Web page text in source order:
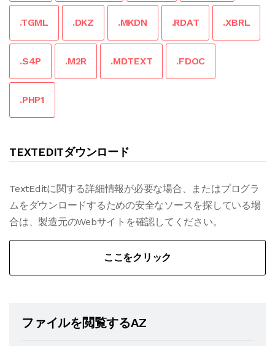
.TGML .DKZ .MKDN .RDAT .XBRL
.S4P .M2R .MDTEXT .FDOC
.PHP1
TEXTEDITダウンロード
TextEditに関する詳細情報が必要な場合、またはプログラ
ムをダウンロードするための安全なソースを探している場
合は、製造元のWebサイトを確認してください。
ここをクリック
ファイルを閲覧するAZ